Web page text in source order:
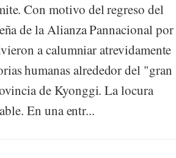
Con motivo del regreso del
de la Alianza Pannacional por
a calumniar atrevidamente
humanas alrededor del "gran
de Kyonggi. La locura
En una entr...